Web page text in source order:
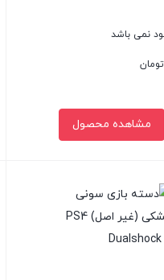
نمی باشد
تومان
مشاهده محصول